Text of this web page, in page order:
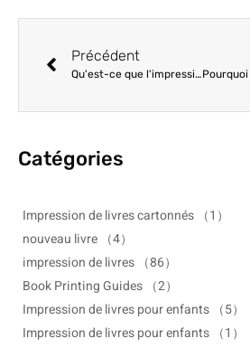
Précédent
Qu'est-ce que l'impression offset ? La norme pour les tirages commerciaux de haute qualité
Catégories
Impression de livres cartonnés （1）
nouveau livre （4）
impression de livres （86）
Book Printing Guides （2）
Impression de livres pour enfants （5）
Impression de livres pour enfants （1）